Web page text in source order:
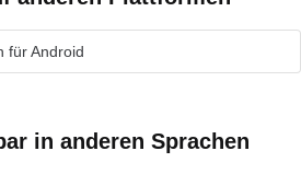
für Android
in anderen Sprachen